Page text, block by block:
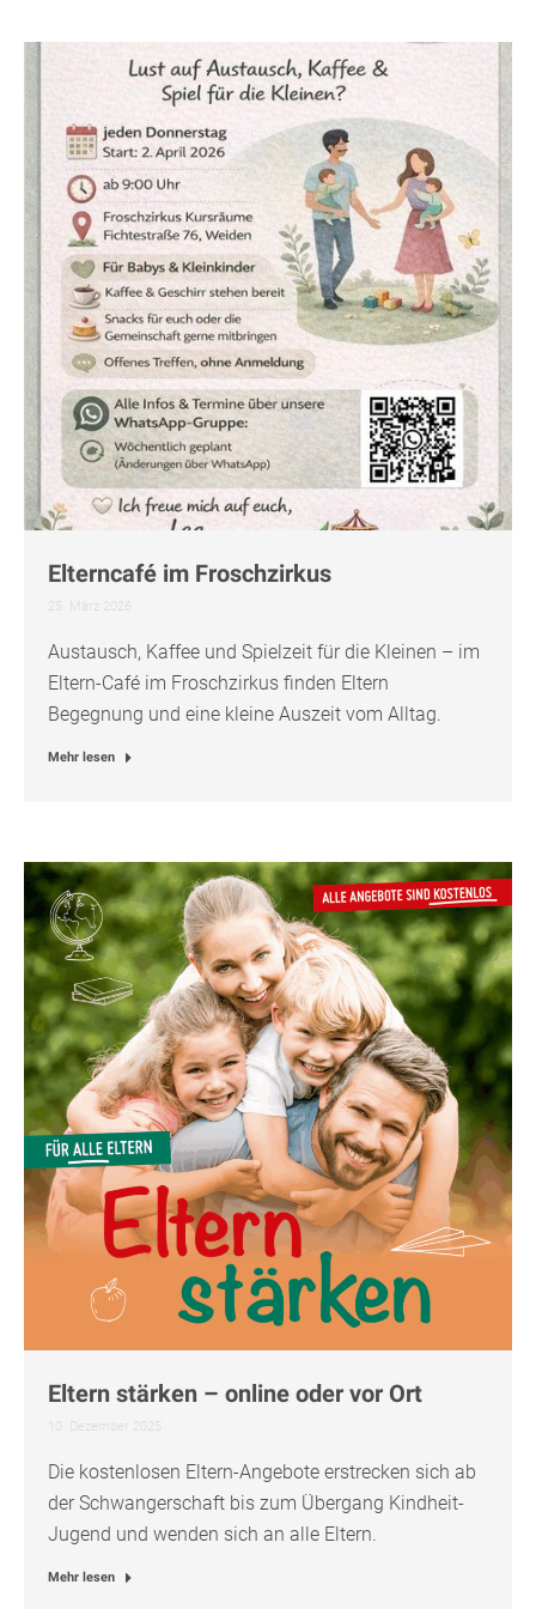
Elterncafé im Froschzirkus
25. März 2026
Austausch, Kaffee und Spielzeit für die Kleinen – im
Eltern-Café im Froschzirkus finden Eltern
Begegnung und eine kleine Auszeit vom Alltag.
Mehr lesen
Eltern stärken – online oder vor Ort
10. Dezember 2025
Die kostenlosen Eltern-Angebote erstrecken sich ab
der Schwangerschaft bis zum Übergang Kindheit-
Jugend und wenden sich an alle Eltern.
Mehr lesen